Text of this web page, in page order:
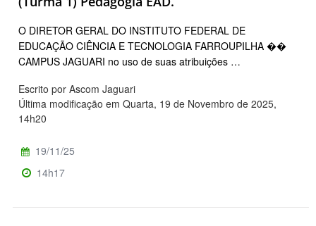
O DIRETOR GERAL DO INSTITUTO FEDERAL DE
EDUCAÇÃO CIÊNCIA E TECNOLOGIA FARROUPILHA ��
CAMPUS JAGUARI no uso de suas atribuições …
Escrito por Ascom Jaguari
Última modificação em Quarta, 19 de Novembro de 2025,
14h20
19/11/25
14h17